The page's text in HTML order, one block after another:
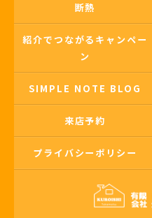
断熱
紹介でつながるキャンペー
ン
SIMPLE NOTE BLOG
来店予約
プライバシーポリシー